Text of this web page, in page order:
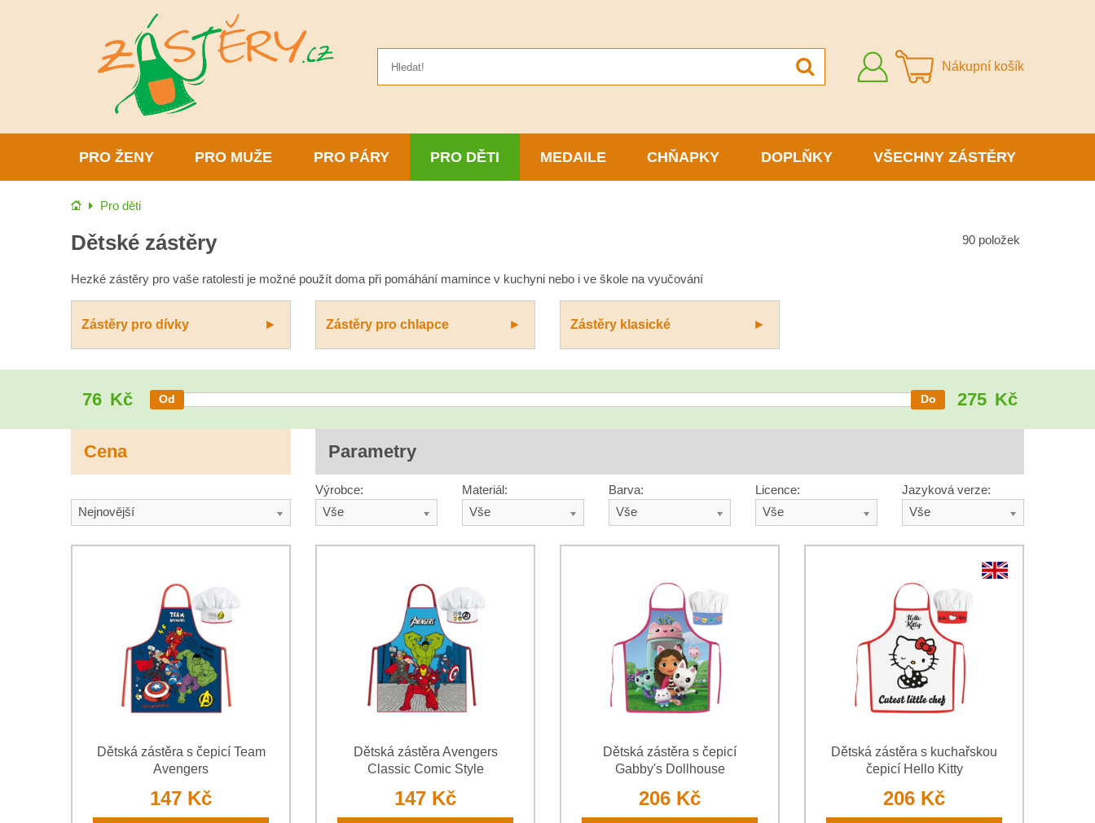
Přihlásit
se
Nákupní košík
PRO ŽENY PRO MUŽE PRO PÁRY PRO DĚTI MEDAILE CHŇAPKY DOPLŇKY VŠECHNY ZÁSTĚRY
Úvod Pro děti
Dětské zástěry 90 položek
Hezké zástěry pro vaše ratolesti je možné použít doma při pomáhání mamince v kuchyni nebo i ve škole na vyučování
Zástěry pro dívky Zástěry pro chlapce Zástěry klasické
76 Kč 275 Kč
Cena Parametry
Nejnovější
Výrobce:
Vše
Materiál:
Vše
Barva:
Vše
Licence:
Vše
Jazyková verze:
Vše
Dětská zástěra s čepicí Team
Avengers
147 Kč
Dětská zástěra Avengers
Classic Comic Style
147 Kč
Dětská zástěra s čepicí
Gabby's Dollhouse
206 Kč
Dětská zástěra s kuchařskou
čepicí Hello Kitty
206 Kč